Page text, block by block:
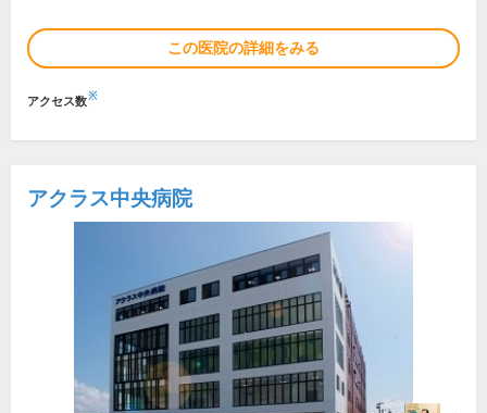
この医院の詳細をみる
アクセス数※
アクラス中央病院